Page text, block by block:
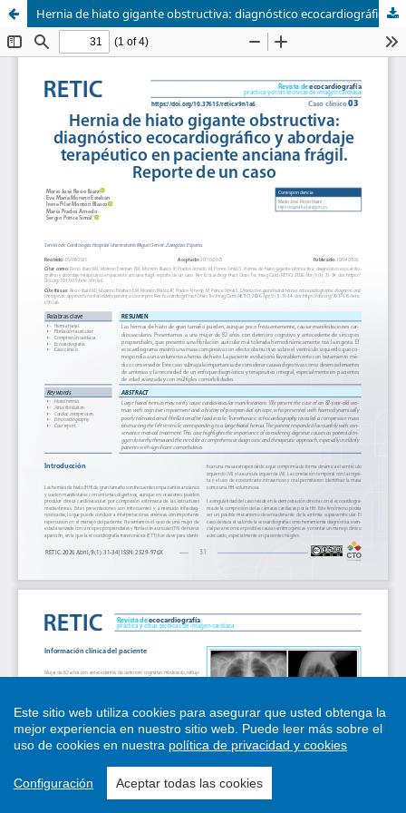
Hernia de hiato gigante obstructiva: diagnóstico ecocardiográfico y abordaje terapéutico en paciente anciana frágil. Reporte de un caso
Este sitio web utiliza cookies para asegurar que usted obtenga la
mejor experiencia en nuestro sitio web. Puede leer más sobre el
uso de cookies en nuestra política de privacidad y cookies
Configuración Aceptar todas las cookies